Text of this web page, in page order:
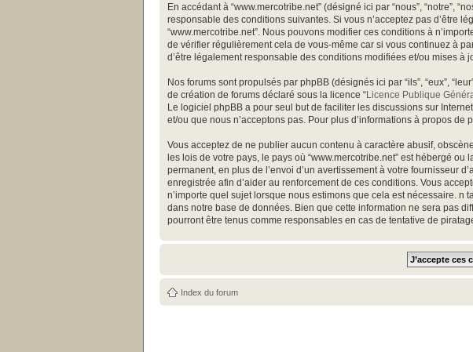
En accédant à “www.mercotribe.net” (désigné ici par “nous”, “notre”,
responsable des conditions suivantes. Si vous n’acceptez pas d’être
“www.mercotribe.net”. Nous pouvons modifier ces conditions à
de vérifier régulièrement cela de vous-même car si vous continuez à
d’être légalement responsable des conditions modifiées et/ou mises à
Nos forums sont propulsés par phpBB (désignés ici par “ils”, “eux”,
de création de forums déclaré sous la licence “Licence Publique
Le logiciel phpBB a pour seul but de faciliter les discussions sur
et/ou que nous n’acceptons pas. Pour plus d’informations à propos de
Vous acceptez de ne publier aucun contenu à caractère abusif,
les lois de votre pays, le pays où “www.mercotribe.net” est hébergé
permanent, en plus de l’envoi d’un avertissement à votre fournisseur
enregistrée afin d’aider au renforcement de ces conditions. Vous
n’importe quel sujet lorsque nous estimons que cela est nécessaire. n
dans notre base de données. Bien que cette information ne sera pas
pourront être tenus comme responsables en cas de tentative de
Index du forum